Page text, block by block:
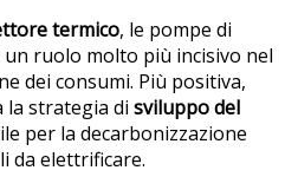
termico, le pompe di
ruolo molto più incisivo nel
dei consumi. Più positiva,
la strategia di sviluppo del
per la decarbonizzazione
da elettrificare.